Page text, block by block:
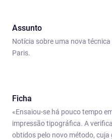
Assunto
Notícia sobre uma nova
Paris.
Ficha
«Ensaiou-se há pouco tempo
impressão tipográfica. A
obtidos pelo novo método,